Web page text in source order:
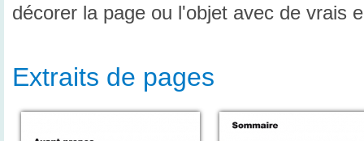
décorer la page ou l'objet avec de vrais
Extraits de pages